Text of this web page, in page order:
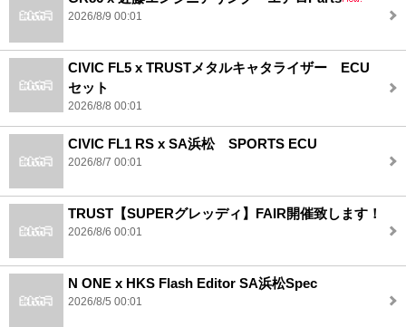
2026/8/9 00:01
CIVIC FL5 x TRUSTメタルキャタライザー ECU
セット
2026/8/8 00:01
CIVIC FL1 RS x SA浜松 SPORTS ECU
2026/8/7 00:01
TRUST【SUPERグレッディ】FAIR開催致します！
2026/8/6 00:01
N ONE x HKS Flash Editor SA浜松Spec
2026/8/5 00:01